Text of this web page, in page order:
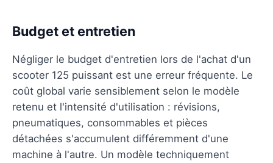
Budget et entretien
Négliger le budget d'entretien lors de l'achat d'un
scooter 125 puissant est une erreur fréquente. Le
coût global varie sensiblement selon le modèle
retenu et l'intensité d'utilisation : révisions,
pneumatiques, consommables et pièces
détachées s'accumulent différemment d'une
machine à l'autre. Un modèle techniquement